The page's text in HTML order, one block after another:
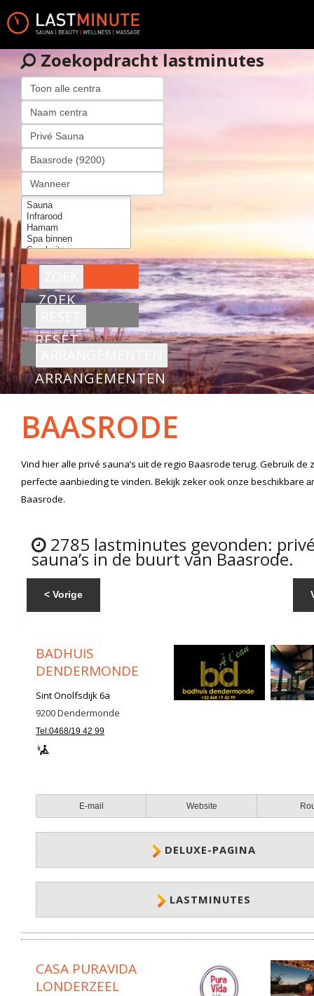
Zoekopdracht lastminutes
ZOEK
RESET
ARRANGEMENTEN
BAASRODE
Vind hier alle privé sauna’s uit de regio Baasrodeterug. Gebruik de
perfecte aanbieding te vinden. Bekijk zeker ook onze beschikbare
Baasrode.
2785 lastminutes gevonden:
sauna’s in de buurt van Baasrode.
< Vorige
BADHUIS
DENDERMONDE
Sint Onolfsdijk 6a
9200Dendermonde
Tel:0468/19 42 99
E-mail Website
DELUXE-PAGINA
LASTMINUTES
CASA PURAVIDA
LONDERZEEL